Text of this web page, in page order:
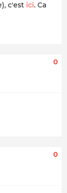
c'est ici. Ca
0
0